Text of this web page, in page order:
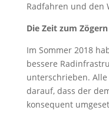
Radfahren und den
Die Zeit zum
Im Sommer 2018
bessere
unterschrieben.
darauf, dass der
konsequent